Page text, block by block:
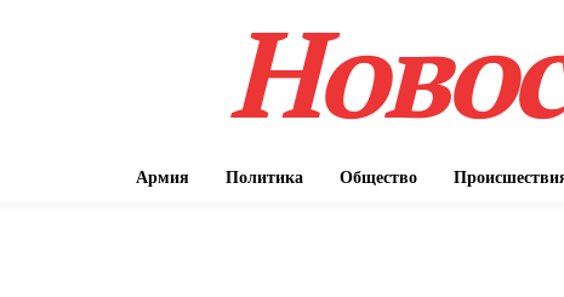
Армия Политика Общество